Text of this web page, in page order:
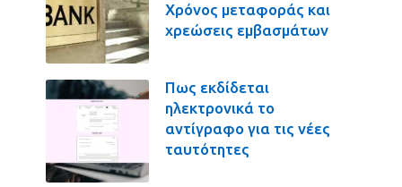
Χρόνος μεταφοράς και
χρεώσεις εμβασμάτων
Πως εκδίδεται
ηλεκτρονικά το
αντίγραφο για τις νέες
ταυτότητες